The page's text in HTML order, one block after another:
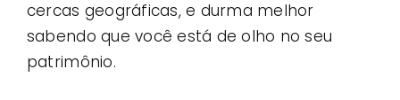
cercas geográficas, e durma melhor
sabendo que você está de olho no seu
patrimônio.